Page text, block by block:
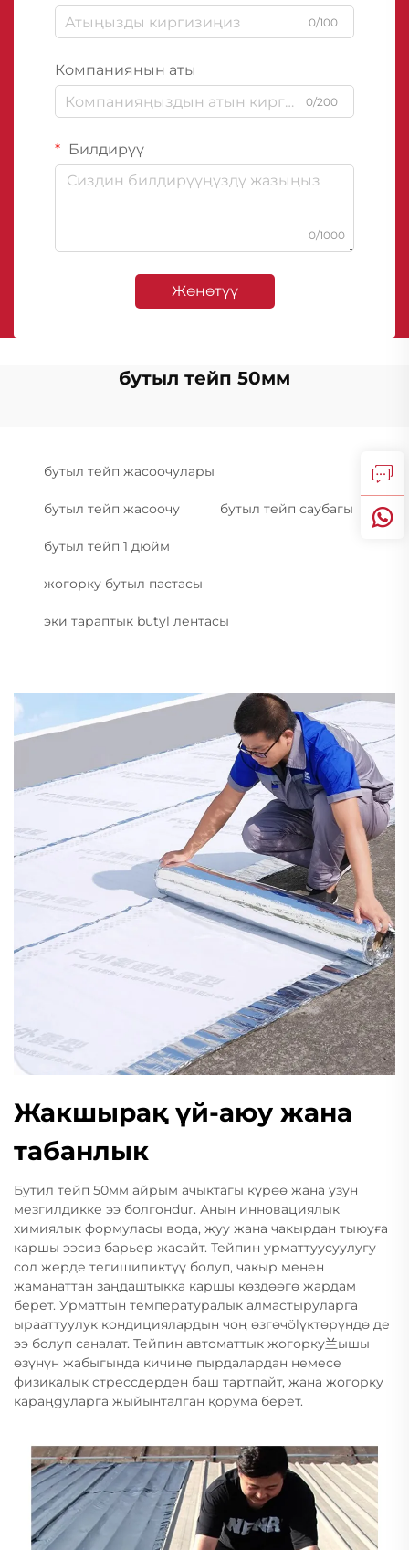
0/100
Компаниянын аты
0/200
Билдирүү
0/1000
Жөнөтүү
бутыл тейп 50мм
бутыл тейп жасоочулары
бутыл тейп жасоочу бутыл тейп саубагы
бутыл тейп 1 дюйм
жогорку бутыл пастасы
эки тараптык butyl лентасы
Жакшырақ үй-аюу жана
табанлык
Бутил тейп 50мм айрым ачыктагы күрөө жана узун
мезгилдикке ээ болгонdur. Анын инновациялык
химиялык формуласы вода, жуу жана чакырдан тыюуға
каршы ээсиз барьер жасайт. Тейпин урматтуусуулугу
сол жерде тегишиликтүү болуп, чакыр менен
жаманаттан заңдаштыкка каршы көздөөгө жардам
берет. Урматтын температуралык алмастыруларга
ырааттуулук кондициялардын чоң өзгөчölүктөрүндө де
ээ болуп саналат. Тейпин автоматтык жогорку兰ышы
өзүнүн жабыгында кичине пырдалардан немесе
физикалык стрессдерден баш тартпайт, жана жогорку
караңgyларга жыйынталган қорума берет.